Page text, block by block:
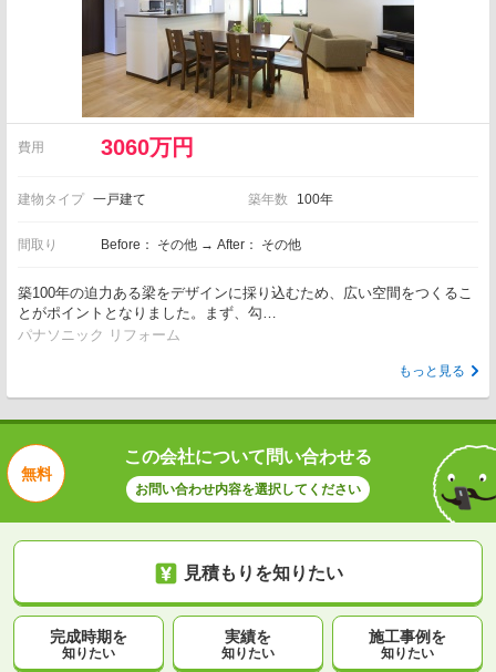
費用 3060万円
建物タイプ 一戸建て 築年数 100年
間取り Before： その他 → After： その他
築100年の迫力ある梁をデザインに採り込むため、広い空間をつくるこ
とがポイントとなりました。まず、勾…
パナソニック リフォーム
もっと見る
無料
この会社について問い合わせる
お問い合わせ内容を選択してください
見積もりを知りたい
完成時期を
知りたい
実績を
知りたい
施工事例を
知りたい